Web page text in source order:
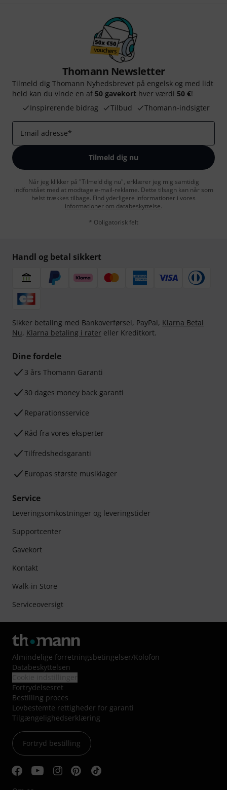
Thomann Newsletter
Tilmeld dig Thomann Nyhedsbrevet på engelsk og med lidt
held kan du vinde en af 50 gavekort hver værdi 50 €!
Inspirerende bidrag
Tilbud Thomann-indsigter
Email adresse*
Tilmeld dig nu
Når jeg klikker på "Tilmeld dig nu", erklærer jeg mig samtidig
indforstået med at modtage e-mail-reklame. Dette tilsagn kan når som
helst trækkes tilbage. Find yderligere informationer i vores
informationer om databeskyttelse.
* Obligatorisk felt
Handl og betal sikkert
Sikker betaling med Bankoverførsel, PayPal, Klarna Betal
Nu, Klarna betaling i rater eller Kreditkort.
Dine fordele
3 års Thomann Garanti
30 dages money back garanti
Reparationsservice
Råd fra vores eksperter
Tilfredshedsgaranti
Europas største musiklager
Service
Leveringsomkostninger og leveringstider
Supportcenter
Gavekort
Kontakt
Walk-in Store
Serviceoversigt
Almindelige forretningsbetingelser/Kolofon
Databeskyttelsen
Fortrydelsesret
Bestilling proces
Lovbestemte rettigheder for garanti
Tilgængelighedserklæring
Fortryd bestilling